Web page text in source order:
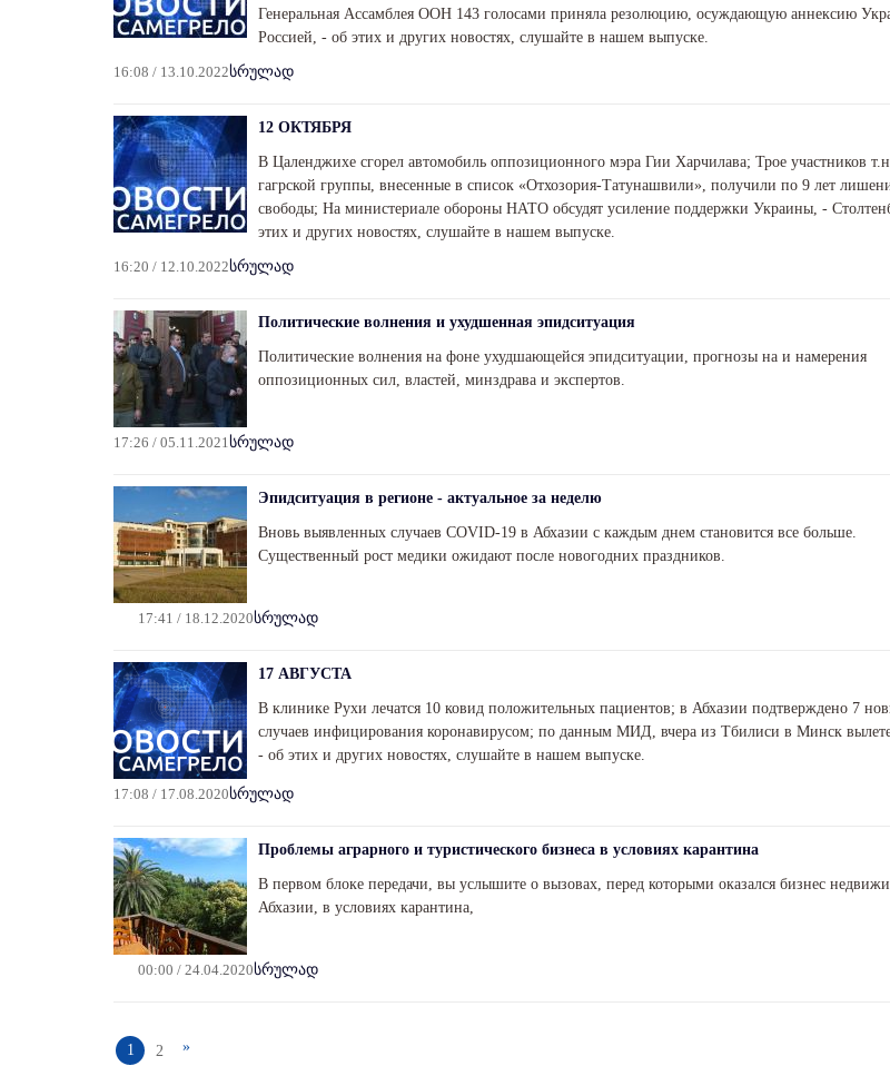
Генеральная Ассамблея ООН 143 голосами приняла резолюцию, осуждающую аннексию
Россией, - об этих и других новостях, слушайте в нашем выпуске.
16:08 / 13.10.2022სრულად
12 ОКТЯБРЯ
В Цаленджихе сгорел автомобиль оппозиционного мэра Гии Харчилава; Трое участников
гагрской группы, внесенные в список «Отхозория-Татунашвили», получили по 9 лет
свободы; На министериале обороны НАТО обсудят усиление поддержки Украины, -
этих и других новостях, слушайте в нашем выпуске.
16:20 / 12.10.2022სრულად
Политические волнения и ухудшенная эпидситуация
Политические волнения на фоне ухудшающейся эпидситуации, прогнозы на и намерения
оппозиционных сил, властей, минздрава и экспертов.
17:26 / 05.11.2021სრულად
Эпидситуация в регионе - актуальное за неделю
Вновь выявленных случаев COVID-19 в Абхазии с каждым днем становится все больше.
Существенный рост медики ожидают после новогодних праздников.
17:41 / 18.12.2020სრულად
17 АВГУСТА
В клинике Рухи лечатся 10 ковид положительных пациентов; в Абхазии подтверждено 7
случаев инфицирования коронавирусом; по данным МИД, вчера из Тбилиси в Минск
- об этих и других новостях, слушайте в нашем выпуске.
17:08 / 17.08.2020სრულად
Проблемы аграрного и туристического бизнеса в условиях карантина
В первом блоке передачи, вы услышите о вызовах, перед которыми оказался бизнес
Абхазии, в условиях карантина,
00:00 / 24.04.2020სრულად
1 2 »